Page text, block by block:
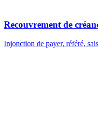
Recouvrement de
Injonction de payer, référé,